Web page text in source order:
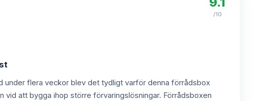
/10
under flera veckor blev det tydligt varför denna förrådsbox
att bygga ihop större förvaringslösningar. Förrådsboxen